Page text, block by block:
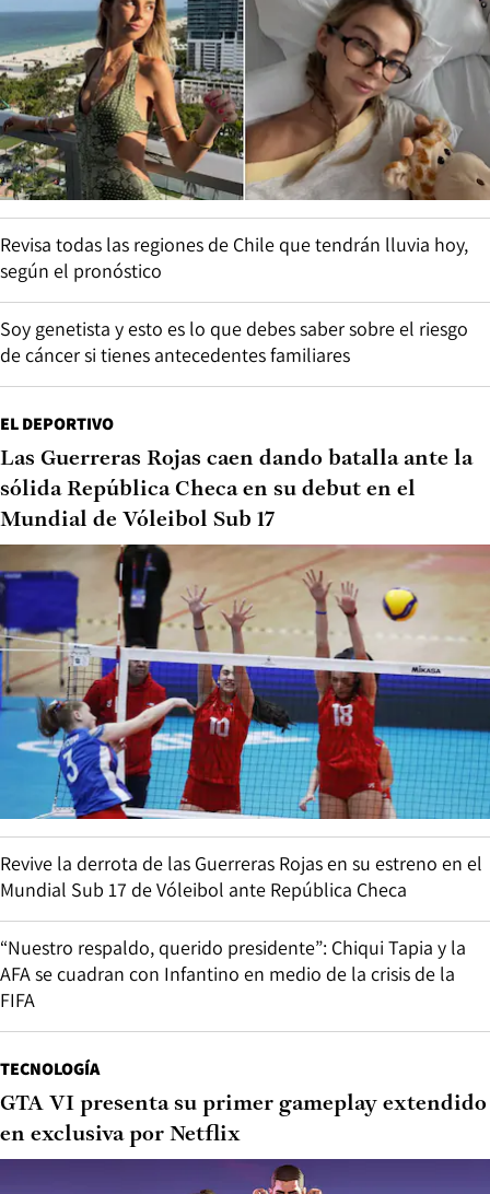
Revisa todas las regiones de Chile que tendrán lluvia hoy,
según el pronóstico
Soy genetista y esto es lo que debes saber sobre el riesgo
de cáncer si tienes antecedentes familiares
EL DEPORTIVO
Las Guerreras Rojas caen dando batalla ante la
sólida República Checa en su debut en el
Mundial de Vóleibol Sub 17
Revive la derrota de las Guerreras Rojas en su estreno en el
Mundial Sub 17 de Vóleibol ante República Checa
“Nuestro respaldo, querido presidente”: Chiqui Tapia y la
AFA se cuadran con Infantino en medio de la crisis de la
FIFA
TECNOLOGÍA
GTA VI presenta su primer gameplay extendido
en exclusiva por Netflix